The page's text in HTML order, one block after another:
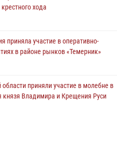
хода
приняла участие в оперативно-
в районе рынков «Темерник»
приняли участие в молебне в
князя Владимира и Крещения Руси
в Ростовской области прошли